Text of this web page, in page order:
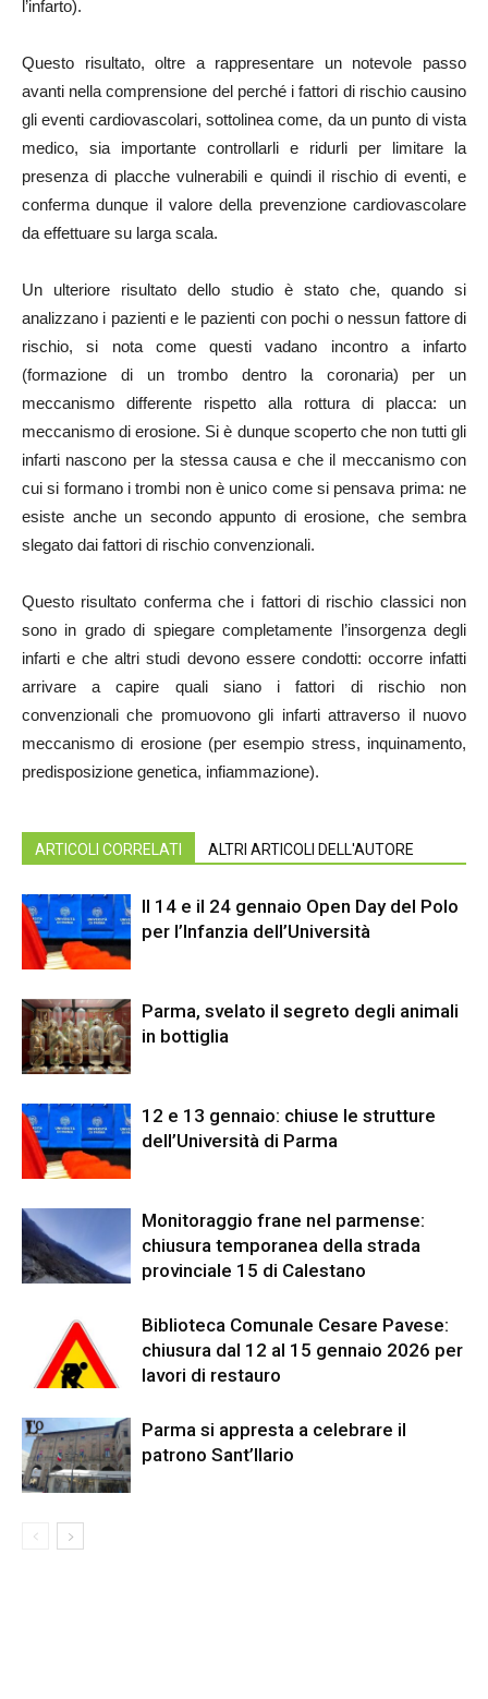
l’infarto).
Questo risultato, oltre a rappresentare un notevole passo
avanti nella comprensione del perché i fattori di rischio causino
gli eventi cardiovascolari, sottolinea come, da un punto di vista
medico, sia importante controllarli e ridurli per limitare la
presenza di placche vulnerabili e quindi il rischio di eventi, e
conferma dunque il valore della prevenzione cardiovascolare
da effettuare su larga scala.
Un ulteriore risultato dello studio è stato che, quando si
analizzano i pazienti e le pazienti con pochi o nessun fattore di
rischio, si nota come questi vadano incontro a infarto
(formazione di un trombo dentro la coronaria) per un
meccanismo differente rispetto alla rottura di placca: un
meccanismo di erosione. Si è dunque scoperto che non tutti gli
infarti nascono per la stessa causa e che il meccanismo con
cui si formano i trombi non è unico come si pensava prima: ne
esiste anche un secondo appunto di erosione, che sembra
slegato dai fattori di rischio convenzionali.
Questo risultato conferma che i fattori di rischio classici non
sono in grado di spiegare completamente l’insorgenza degli
infarti e che altri studi devono essere condotti: occorre infatti
arrivare a capire quali siano i fattori di rischio non
convenzionali che promuovono gli infarti attraverso il nuovo
meccanismo di erosione (per esempio stress, inquinamento,
predisposizione genetica, infiammazione).
ARTICOLI CORRELATI ALTRI ARTICOLI DELL'AUTORE
Il 14 e il 24 gennaio Open Day del Polo
per l’Infanzia dell’Università
Parma, svelato il segreto degli animali
in bottiglia
12 e 13 gennaio: chiuse le strutture
dell’Università di Parma
Monitoraggio frane nel parmense:
chiusura temporanea della strada
provinciale 15 di Calestano
Biblioteca Comunale Cesare Pavese:
chiusura dal 12 al 15 gennaio 2026 per
lavori di restauro
Parma si appresta a celebrare il
patrono Sant’Ilario